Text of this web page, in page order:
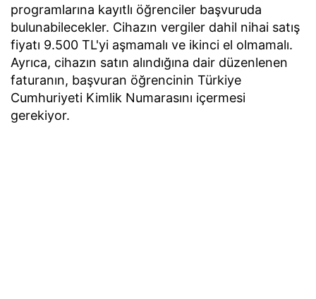
programlarına kayıtlı öğrenciler başvuruda
bulunabilecekler. Cihazın vergiler dahil nihai satış
fiyatı 9.500 TL'yi aşmamalı ve ikinci el olmamalı.
Ayrıca, cihazın satın alındığına dair düzenlenen
faturanın, başvuran öğrencinin Türkiye
Cumhuriyeti Kimlik Numarasını içermesi
gerekiyor.